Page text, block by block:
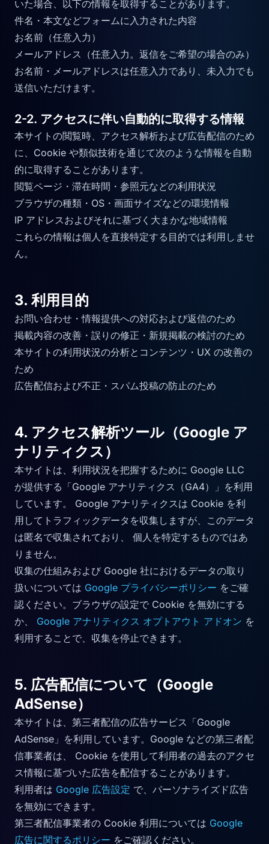
いた場合、以下の情報を取得することがあります。
件名・本文などフォームに入力された内容
お名前（任意入力）
メールアドレス（任意入力。返信をご希望の場合のみ）
お名前・メールアドレスは任意入力であり、未入力でも
送信いただけます。
2-2. アクセスに伴い自動的に取得する情報
本サイトの閲覧時、アクセス解析および広告配信のため
に、Cookie や類似技術を通じて次のような情報を自動
的に取得することがあります。
閲覧ページ・滞在時間・参照元などの利用状況
ブラウザの種類・OS・画面サイズなどの環境情報
IP アドレスおよびそれに基づく大まかな地域情報
これらの情報は個人を直接特定する目的では利用しませ
ん。
3. 利用目的
お問い合わせ・情報提供への対応および返信のため
掲載内容の改善・誤りの修正・新規掲載の検討のため
本サイトの利用状況の分析とコンテンツ・UX の改善の
ため
広告配信および不正・スパム投稿の防止のため
4. アクセス解析ツール（Google ア
ナリティクス）
本サイトは、利用状況を把握するために Google LLC
が提供する「Google アナリティクス（GA4）」を利用
しています。 Google アナリティクスは Cookie を利
用してトラフィックデータを収集しますが、このデータ
は匿名で収集されており、 個人を特定するものではあ
りません。
収集の仕組みおよび Google 社におけるデータの取り
扱いについては Google プライバシーポリシー をご確
認ください。ブラウザの設定で Cookie を無効にする
か、 Google アナリティクス オプトアウト アドオン を
利用することで、収集を停止できます。
5. 広告配信について（Google
AdSense）
本サイトは、第三者配信の広告サービス「Google
AdSense」を利用しています。Google などの第三者配
信事業者は、 Cookie を使用して利用者の過去のアクセ
ス情報に基づいた広告を配信することがあります。
利用者は Google 広告設定 で、パーソナライズド広告
を無効にできます。
第三者配信事業者の Cookie 利用については Google
広告に関するポリシー をご確認ください。